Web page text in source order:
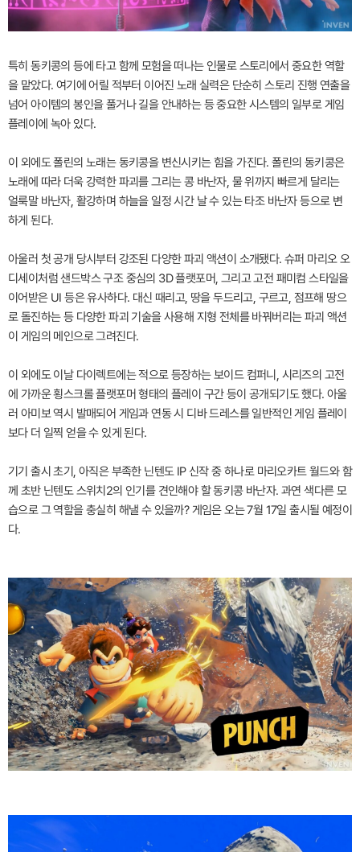
특히 동키콩의 등에 타고 함께 모험을 떠나는 인물로 스토리에서 중요한 역할
을 맡았다. 여기에 어릴 적부터 이어진 노래 실력은 단순히 스토리 진행 연출을
넘어 아이템의 봉인을 풀거나 길을 안내하는 등 중요한 시스템의 일부로 게임
플레이에 녹아 있다.
이 외에도 폴린의 노래는 동키콩을 변신시키는 힘을 가진다. 폴린의 동키콩은
노래에 따라 더욱 강력한 파괴를 그리는 콩 바난자, 물 위까지 빠르게 달리는
얼룩말 바난자, 활강하며 하늘을 일정 시간 날 수 있는 타조 바난자 등으로 변
하게 된다.
아울러 첫 공개 당시부터 강조된 다양한 파괴 액션이 소개됐다. 슈퍼 마리오 오
디세이처럼 샌드박스 구조 중심의 3D 플랫포머, 그리고 고전 패미컴 스타일을
이어받은 UI 등은 유사하다. 대신 때리고, 땅을 두드리고, 구르고, 점프해 땅으
로 돌진하는 등 다양한 파괴 기술을 사용해 지형 전체를 바꿔버리는 파괴 액션
이 게임의 메인으로 그려진다.
이 외에도 이날 다이렉트에는 적으로 등장하는 보이드 컴퍼니, 시리즈의 고전
에 가까운 횡스크롤 플랫포머 형태의 플레이 구간 등이 공개되기도 했다. 아울
러 아미보 역시 발매되어 게임과 연동 시 디바 드레스를 일반적인 게임 플레이
보다 더 일찍 얻을 수 있게 된다.
기기 출시 초기, 아직은 부족한 닌텐도 IP 신작 중 하나로 마리오카트 월드와 함
께 초반 닌텐도 스위치2의 인기를 견인해야 할 동키콩 바난자. 과연 색다른 모
습으로 그 역할을 충실히 해낼 수 있을까? 게임은 오는 7월 17일 출시될 예정이
다.